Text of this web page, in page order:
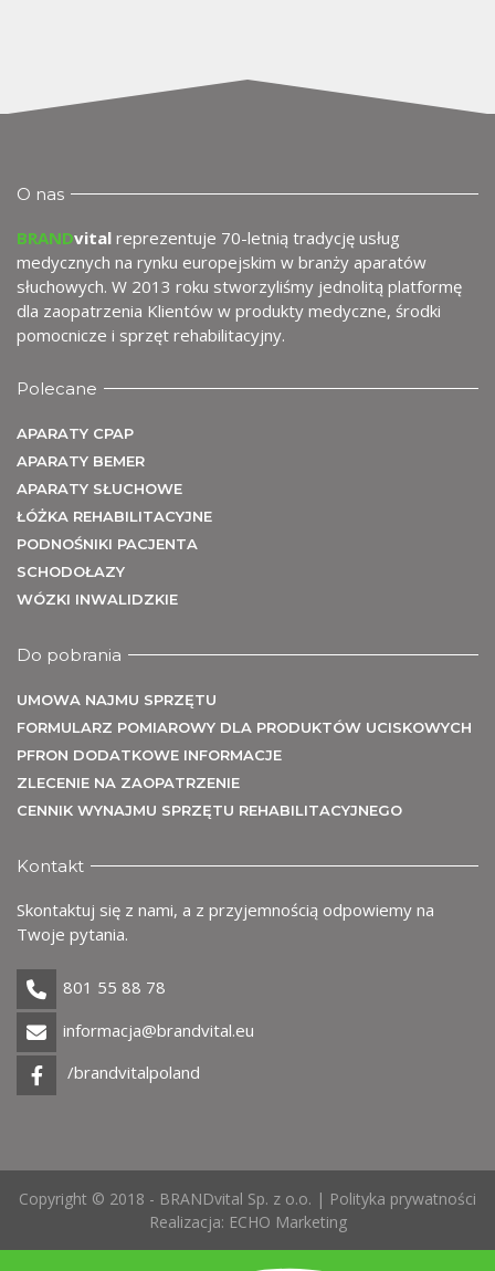
O nas
BRANDvital reprezentuje 70-letnią tradycję usług
medycznych na rynku europejskim w branży aparatów
słuchowych. W 2013 roku stworzyliśmy jednolitą platformę
dla zaopatrzenia Klientów w produkty medyczne, środki
pomocnicze i sprzęt rehabilitacyjny.
Polecane
APARATY CPAP
APARATY BEMER
APARATY SŁUCHOWE
ŁÓŻKA REHABILITACYJNE
PODNOŚNIKI PACJENTA
SCHODOŁAZY
WÓZKI INWALIDZKIE
Do pobrania
UMOWA NAJMU SPRZĘTU
FORMULARZ POMIAROWY DLA PRODUKTÓW UCISKOWYCH
PFRON DODATKOWE INFORMACJE
ZLECENIE NA ZAOPATRZENIE
CENNIK WYNAJMU SPRZĘTU REHABILITACYJNEGO
Kontakt
Skontaktuj się z nami, a z przyjemnością odpowiemy na
Twoje pytania.
801 55 88 78
informacja@brandvital.eu
/brandvitalpoland
Copyright © 2018 - BRANDvital Sp. z o.o. | Polityka prywatności
Realizacja: ECHO Marketing